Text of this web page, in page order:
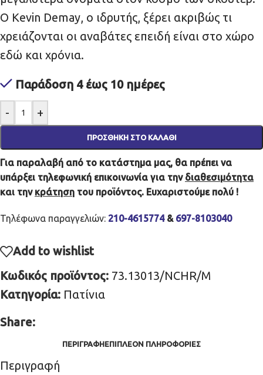
Ο Kevin Demay, ο ιδρυτής, ξέρει ακριβώς τι
χρειάζονται οι αναβάτες επειδή είναι στο χώρο
εδώ και χρόνια.
Παράδοση 4 έως 10 ημέρες
- +
ΠΡΟΣΘΉΚΗ ΣΤΟ ΚΑΛΆΘΙ
Για παραλαβή από το κατάστημα μας, θα πρέπει να
υπάρξει τηλεφωνική επικοινωνία για την διαθεσιμότητα
και την κράτηση του προϊόντος. Ευχαριστούμε πολύ !
Τηλέφωνα παραγγελιών: 210-4615774& 697-8103040
Add to wishlist
Κωδικός προϊόντος: 73.13013/NCHR/M
Κατηγορία: Πατίνια
Share:
ΠΕΡΙΓΡΑΦΉΕΠΙΠΛΈΟΝ ΠΛΗΡΟΦΟΡΊΕΣ
Περιγραφή